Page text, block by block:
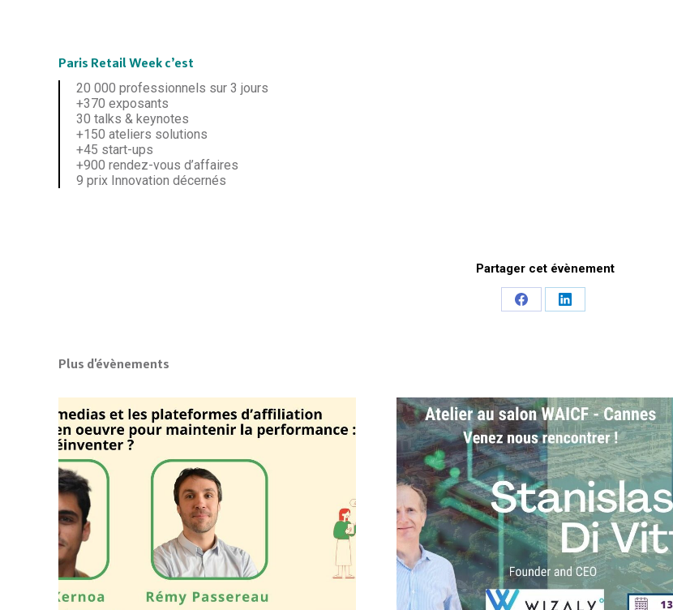
Paris Retail Week c’est
20 000 professionnels sur 3 jours
+370 exposants
30 talks & keynotes
+150 ateliers solutions
+45 start-ups
+900 rendez-vous d’affaires
9 prix Innovation décernés
Partager cet évènement
Share
Share
Plus d'évènements